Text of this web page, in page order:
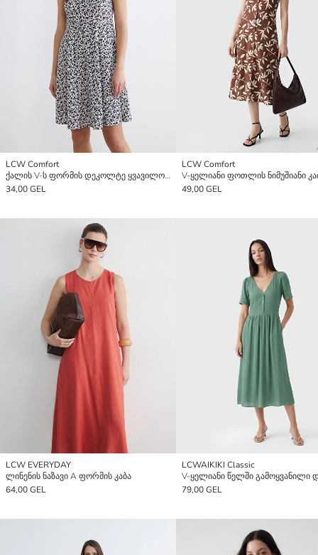
LCW Comfort
ქალის V-ს ფორმის დეკოლტე ყვავილოვანი გამოყვანილი წელი მინი კაბა
34,00 GEL
LCW Comfort
V-ყელიანი ფოთლის ნიმუშიანი
49,00 GEL
LCW EVERYDAY
ლინენის ნაზავი A ფორმის კაბა
64,00 GEL
LCWAIKIKI Classic
79,00 GEL